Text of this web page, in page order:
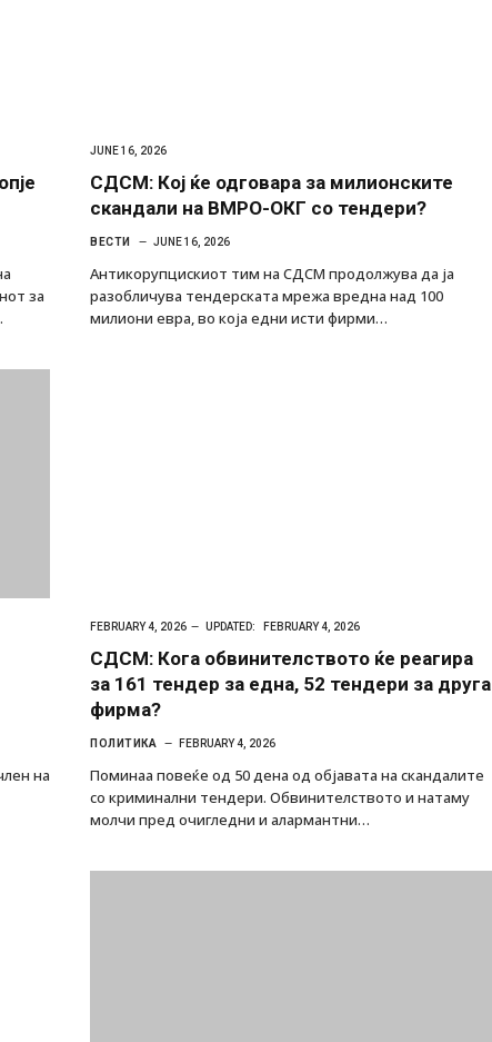
за
JUNE 16, 2026
СДСМ: Кој ќе одговара за милионските
скандали на ВМРО-ОКГ со тендери?
ВЕСТИ JUNE 16, 2026
Антикорупцискиот тим на СДСМ продолжува да ја
разобличува тендерската мрежа вредна над 100
милиони евра, во која едни исти фирми…
на
FEBRUARY 4, 2026 UPDATED: FEBRUARY 4, 2026
СДСМ: Кога обвинителството ќе реагира
за 161 тендер за една, 52 тендери за друга
фирма?
ПОЛИТИКА FEBRUARY 4, 2026
Поминаа повеќе од 50 дена од објавата на скандалите
со криминални тендери. Обвинителството и натаму
молчи пред очигледни и алармантни…